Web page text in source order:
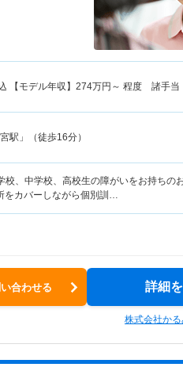
【モデル年収】 274万円～ 程度 諸手当
駅」（徒歩16分）
校、中学校、高校生の障がいをお持ちの
をカバーしながら個別訓…
合わせる 詳細
株式会社か